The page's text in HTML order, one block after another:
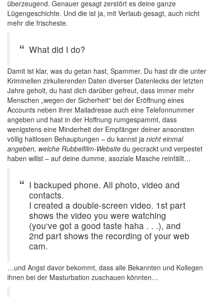
überzeugend. Genauer gesagt zerstört es deine ganze
Lügengeschichte. Und die ist ja, mit Verlaub gesagt, auch nicht
mehr die frischeste.
What did I do?
Damit ist klar, was du getan hast, Spammer. Du hast dir die unter
Kriminellen zirkulierenden Daten diverser Datenlecks der letzten
Jahre geholt, du hast dich darüber gefreut, dass immer mehr
Menschen „wegen der Sicherheit“ bei der Eröffnung eines
Accounts neben ihrer Mailadresse auch eine Telefonnummer
angeben und hast in der Hoffnung rumgespammt, dass
wenigstens eine Minderheit der Empfänger deiner ansonsten
völlig haltlosen Behauptungen – du kannst ja nicht einmal
angeben, welche Rubbelfilm-Website du gecrackt und verpestet
haben willst – auf deine dumme, asoziale Masche reinfällt…
I backuped phone. All photo, video and
contacts.
I created a double-screen video. 1st part
shows the video you were watching
(you‘ve got a good taste haha . . .), and
2nd part shows the recording of your web
cam.
…und Angst davor bekommt, dass alle Bekannten und Kollegen
ihnen bei der Masturbation zuschauen könnten…